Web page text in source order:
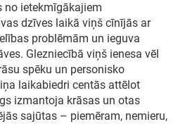
no ietekmīgākajiem
dzīves laikā viņš cīnījās ar
problēmām un ieguva
Glezniecībā viņš ienesa vēl
spēku un personisko
laikabiedri centās attēlot
izmantoja krāsas un otas
sajūtas – piemēram, nemieru,